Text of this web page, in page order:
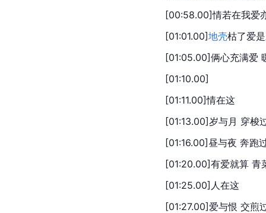
[00:58.00]情若在我爱
[01:01.00]地壳枯了爱
[01:05.00]俩心充满爱
[01:10.00]
[01:11.00]情在这
[01:13.00]岁与月 穿梭
[01:16.00]昼与夜 奔跑
[01:20.00]有爱就算 青
[01:25.00]人在这
[01:27.00]爱与恨 交煎